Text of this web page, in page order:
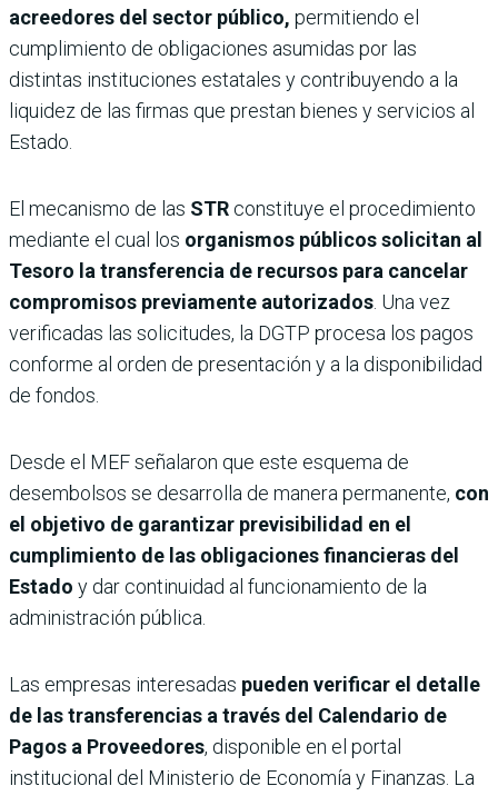
acreedores del sector público, permitiendo el
cumplimiento de obligaciones asumidas por las
distintas instituciones estatales y contribuyendo a la
liquidez de las firmas que prestan bienes y servicios al
Estado.
El mecanismo de las STR constituye el procedimiento
mediante el cual los organismos públicos solicitan al
Tesoro la transferencia de recursos para cancelar
compromisos previamente autorizados . Una vez
verificadas las solicitudes, la DGTP procesa los pagos
conforme al orden de presentación y a la disponibilidad
de fondos.
Desde el MEF señalaron que este esquema de
desembolsos se desarrolla de manera permanente, con
el objetivo de garantizar previsibilidad en el
cumplimiento de las obligaciones financieras del
Estado y dar continuidad al funcionamiento de la
administración pública.
Las empresas interesadas pueden verificar el detalle
de las transferencias a través del Calendario de
Pagos a Proveedores, disponible en el portal
institucional del Ministerio de Economía y Finanzas. La